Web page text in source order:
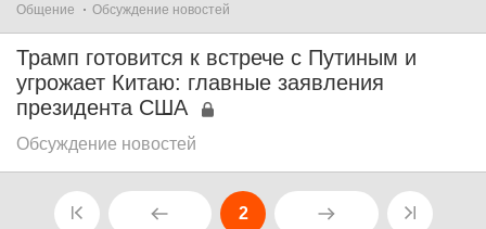
Общение Обсуждение новостей
Трамп готовится к встрече с Путиным и
угрожает Китаю: главные заявления
президента США
Обсуждение новостей
2